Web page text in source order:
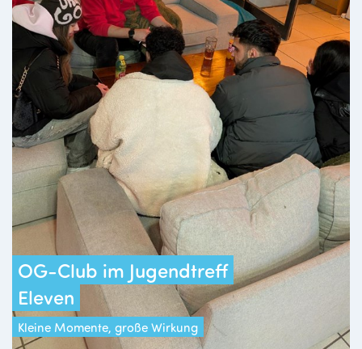
OG-Club im Jugendtreff
Eleven
Kleine Momente, große Wirkung